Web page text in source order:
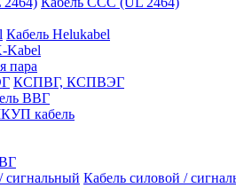
Кабель Helukabel
Kabel
пара
КСПВГ, КСПВЭГ
ВВГ
кабель
Кабель силовой /